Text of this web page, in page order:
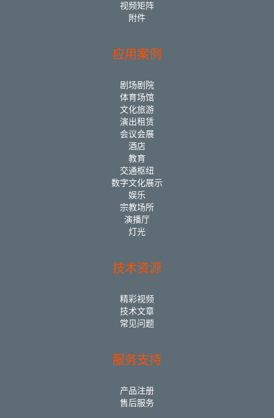
视频矩阵
附件
应用案例
剧场剧院
体育场馆
文化旅游
演出租赁
会议会展
酒店
教育
交通枢纽
数字文化展示
娱乐
宗教场所
演播厅
灯光
技术资源
精彩视频
技术文章
常见问题
服务支持
产品注册
售后服务